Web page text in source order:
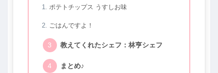
ポテトチップス うすしお味
ごはんですよ！
教えてくれたシェフ：林亨シェフ
まとめ♪